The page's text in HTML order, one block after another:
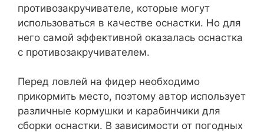
противозакручивателе, которые могут
использоваться в качестве оснастки. Но для
него самой эффективной оказалась оснастка
с противозакручивателем.
Перед ловлей на фидер необходимо
прикормить место, поэтому автор использует
различные кормушки и карабинчики для
сборки оснастки. В зависимости от погодных